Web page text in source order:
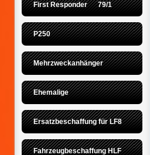
First Responder      79/1
P250
Mehrzweckanhänger
Ehemalige
Ersatzbeschaffung für LF8
Fahrzeugbeschaffung HLF